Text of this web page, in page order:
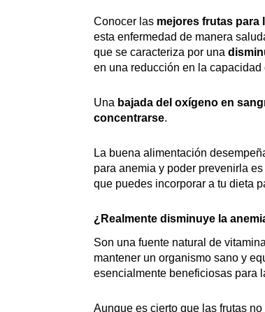
Conocer las mejores frutas para
esta enfermedad de manera
que se caracteriza por una
en una reducción en la
Una bajada del oxígeno en
concentrarse.
La buena alimentación
para anemia y poder prevenirla
que puedes incorporar a tu dieta
¿Realmente disminuye la
Son una fuente natural de
mantener un organismo sano y
esencialmente beneficiosas para
Aunque es cierto que las frutas